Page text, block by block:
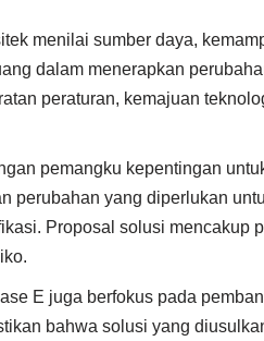
menilai sumber daya,
dalam menerapkan
peraturan, kemajuan
pemangku kepentingan
perubahan yang diperlukan
Proposal solusi mencakup
E juga berfokus pada
bahwa solusi yang